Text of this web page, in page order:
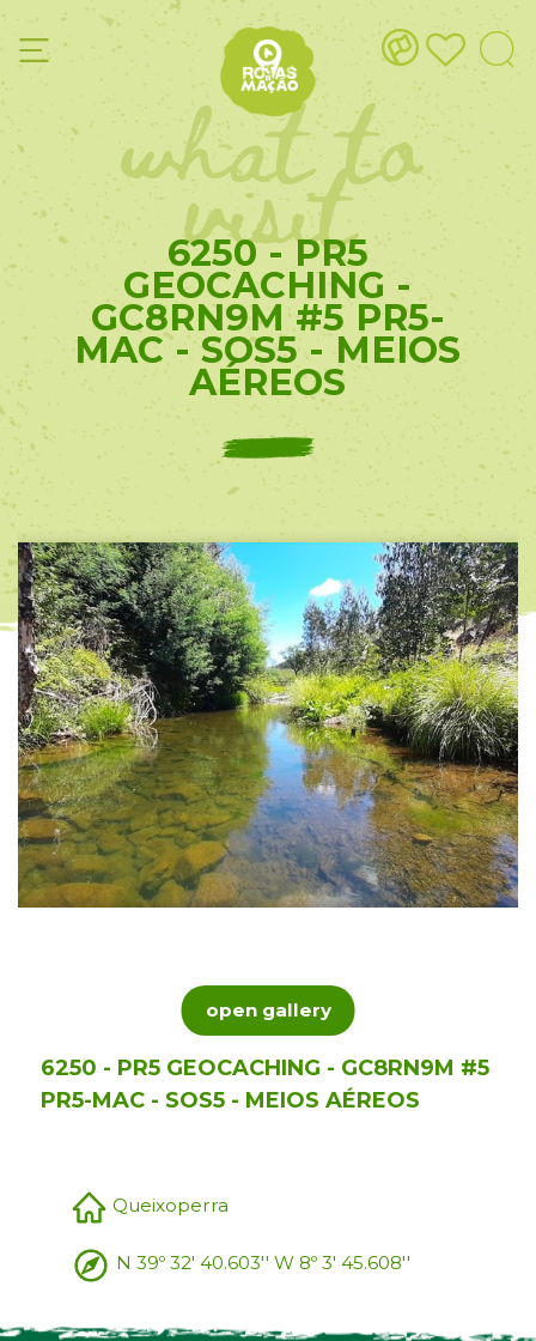
what to
visit
6250 - PR5
GEOCACHING -
GC8RN9M #5 PR5-
MAC - SOS5 - MEIOS
AÉREOS
open gallery
6250 - PR5 GEOCACHING - GC8RN9M #5
PR5-MAC - SOS5 - MEIOS AÉREOS
Queixoperra
N 39º 32' 40.603'' W 8º 3' 45.608''